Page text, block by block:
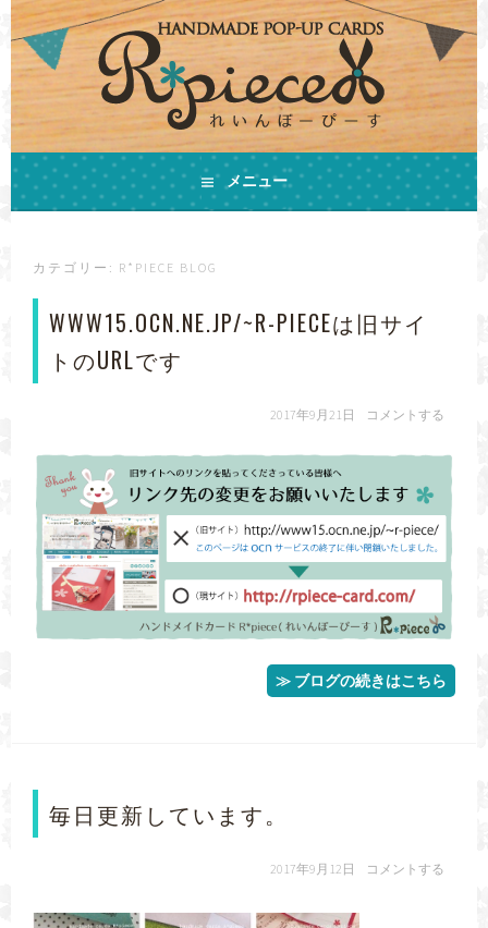
コ
ン
テ
ン
ツ
へ
キ
ッ
プ
ハンドメイドカード
R*PIECE(れいんぼーぴ
ーす)
手作りの飛び出すカードとHAPPYをお届けします
メニュー
カテゴリー: R*PIECE BLOG
WWW15.OCN.NE.JP/~R-PIECEは旧サイ
トのURLです
2017年9月21日 コメントする
≫ ブログの続きはこちら
毎日更新しています。
2017年9月12日 コメントする